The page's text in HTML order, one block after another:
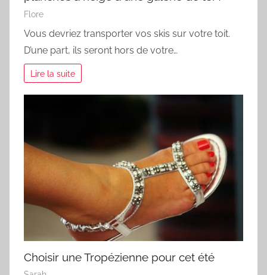
Flore
Vous devriez transporter vos skis sur votre toit.
D’une part, ils seront hors de votre…
Lire la suite
Choisir une Tropézienne pour cet été